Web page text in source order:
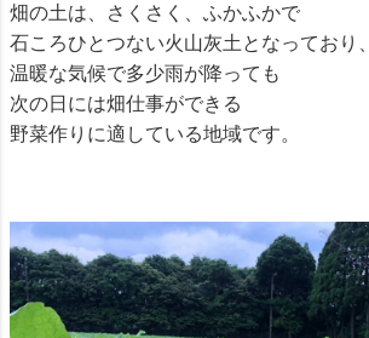
畑の土は、さくさく、ふかふかで
石ころひとつない火山灰土となっており、
温暖な気候で多少雨が降っても
次の日には畑仕事ができる
野菜作りに適している地域です。